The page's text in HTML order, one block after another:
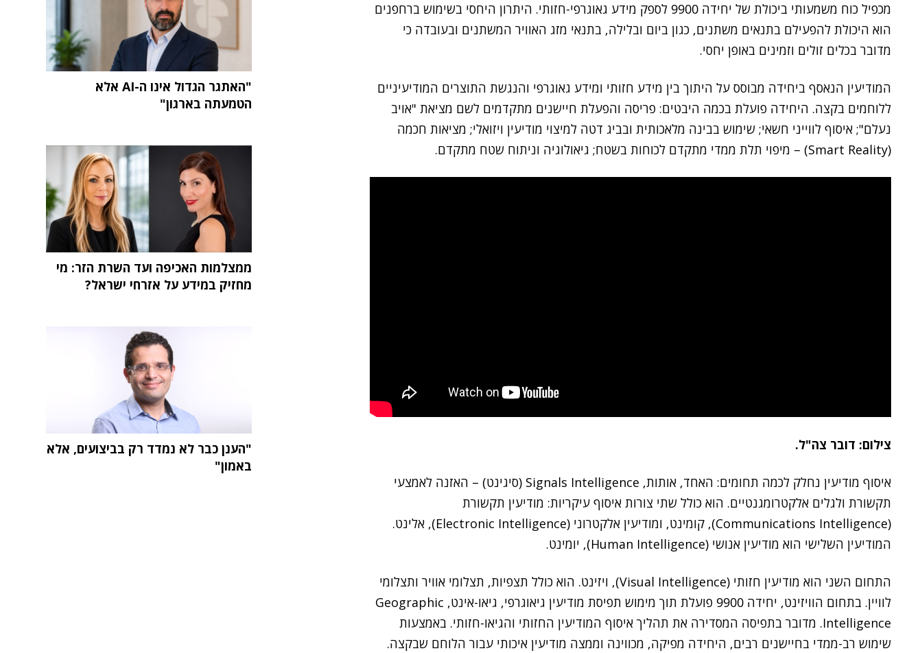
מכפיל כוח משמעותי ביכולת של יחידה 9900 לספק מידע גאוגרפי-חזותי. היתרון היחסי בשימוש ברחפנים
הוא היכולת להפעילם בתנאים משתנים, כגון ביום ובלילה, בתנאי מזג האוויר המשתנים ובעובדה כי
מדובר בכלים זולים וזמינים באופן יחסי.
המודיעין הנאסף ביחידה מבוסס על היתוך בין מידע חזותי ומידע גאוגרפי והנגשת התוצרים המודיעיניים
ללוחמים בקצה. היחידה פועלת בכמה היבטים: פריסה והפעלת חיישנים מתקדמים לשם מציאת "אויב
נעלם"; איסוף לווייני חשאי; שימוש בבינה מלאכותית ובביג דטה למיצוי מודיעין ויזואלי; מציאות חכמה
(Smart Reality) – מיפוי תלת ממדי מתקדם לכוחות בשטח; גיאולוגיה וניתוח שטח מתקדם.
צילום: דובר צה"ל.
איסוף מודיעין נחלק לכמה תחומים: האחד, אותות, Signals Intelligence (סיגינט) – האזנה לאמצעי
תקשורת ולגלים אלקטרומגנטיים. הוא כולל שתי צורות איסוף עיקריות: מודיעין תקשורת
(Communications Intelligence), קומינט, ומודיעין אלקטרוני (Electronic Intelligence), אלינט.
המודיעין השלישי הוא מודיעין אנושי (Human Intelligence), יומינט.
התחום השני הוא מודיעין חזותי (Visual Intelligence), ויזינט. הוא כולל תצפיות, תצלומי אוויר ותצלומי
לוויין. בתחום הוויזינט, יחידה 9900 פועלת תוך מימוש תפיסת מודיעין גיאוגרפי, גיאו-אינט, Geographic
Intelligence. מדובר בתפיסה המסדירה את תהליך איסוף המודיעין החזותי והגיאו-חזותי. באמצעות
שימוש רב-ממדי בחיישנים רבים, היחידה מפיקה, מכווינה וממצה מודיעין איכותי עבור הלוחם שבקצה.
"האתגר הגדול אינו ה-AI אלא
הטמעתה בארגון"
ממצלמות האכיפה ועד השרת הזר: מי
מחזיק במידע על אזרחי ישראל?
"הענן כבר לא נמדד רק בביצועים, אלא
באמון"